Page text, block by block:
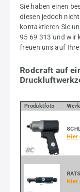
Sie haben einen
diesen jedoch
kontaktieren Sie
95 69 313 und wir
freuen uns auf
Rodcraft auf
Produktfoto
Hier
Hier